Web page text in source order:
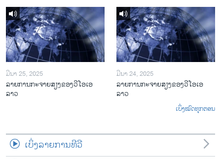
ມີນາ 25, 2025
ລາຍການກະຈາຍສຽງຂອງວີໂອເອ
ລາວ
ມີນາ 24, 2025
ລາຍການກະຈາຍສຽງຂອງວີໂອເອ
ລາວ
ເບິ່ງໝົດທຸກຕອນ
ເບິ່ງລາຍການທີວີ